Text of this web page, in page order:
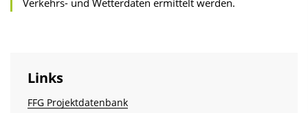
Verkehrs- und Wetterdaten ermittelt werden.
Links
FFG Projektdatenbank